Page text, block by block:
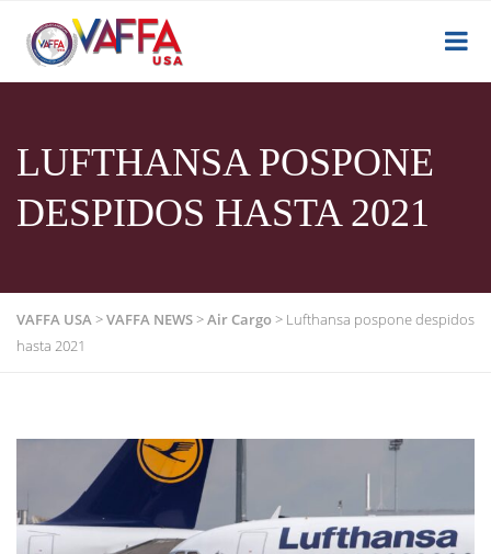
LUFTHANSA POSPONE
DESPIDOS HASTA 2021
VAFFA USA>VAFFA NEWS>Air Cargo> Lufthansa pospone despidos
hasta 2021